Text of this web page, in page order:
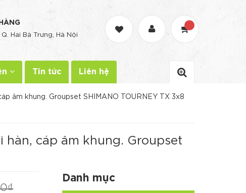
Hai Bà Trưng, Hà Nội
Tin tức Liên hệ
âm khung. Groupset SHIMANO TOURNEY TX 3x8
hàn, cáp âm khung. Groupset
Danh mục